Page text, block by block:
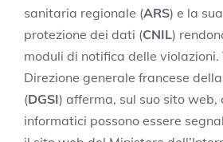
sanitaria regionale (ARS) e la
protezione dei dati (CNIL)
moduli di notifica delle
Direzione generale francese
(DGSI) afferma, sul suo sito web,
informatici possono essere